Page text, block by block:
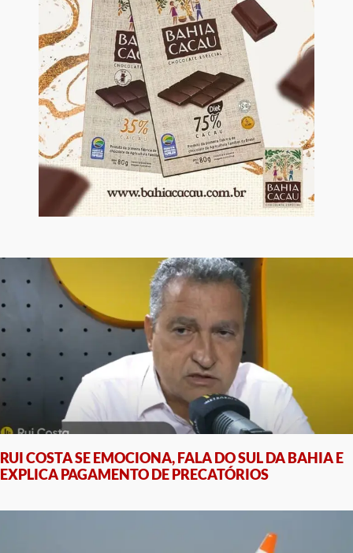
RUI COSTA SE EMOCIONA, FALA DO SUL DA BAHIA E
EXPLICA PAGAMENTO DE PRECATÓRIOS